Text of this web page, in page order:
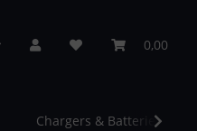
0,00
Chargers & Batteries